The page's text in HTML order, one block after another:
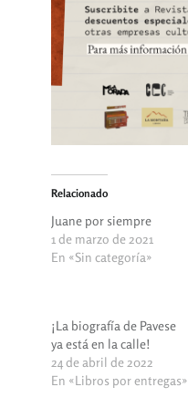
Relacionado
Juane por siempre
1 de marzo de 2021
En «Sin categoría»
¡La biografía de Pavese
ya está en la calle!
24 de abril de 2022
En «Libros por entregas»